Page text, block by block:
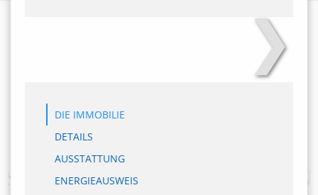
❯
DIE IMMOBILIE
DETAILS
AUSSTATTUNG
ENERGIEAUSWEIS